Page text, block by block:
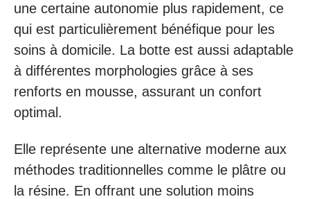
une certaine autonomie plus rapidement, ce
qui est particulièrement bénéfique pour les
soins à domicile. La botte est aussi adaptable
à différentes morphologies grâce à ses
renforts en mousse, assurant un confort
optimal.
Elle représente une alternative moderne aux
méthodes traditionnelles comme le plâtre ou
la résine. En offrant une solution moins